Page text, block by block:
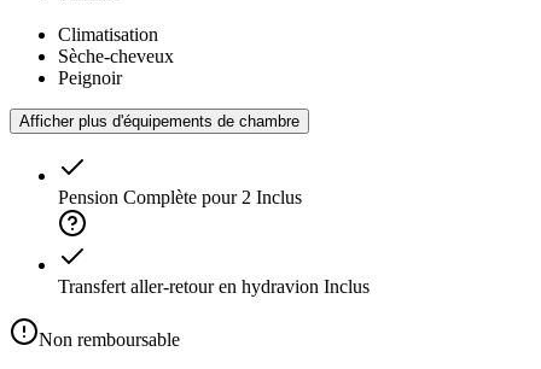
Climatisation
Sèche-cheveux
Peignoir
Afficher plus d'équipements de chambre
Pension Complète pour 2 Inclus
Transfert aller-retour en hydravion Inclus
Non remboursable